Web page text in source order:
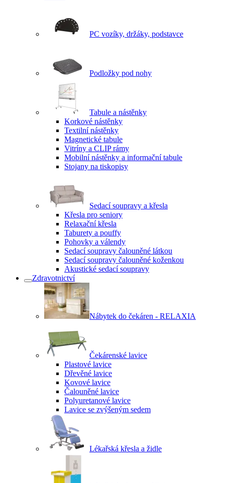
PC vozíky, držáky, podstavce
Podložky pod nohy
Tabule a nástěnky
Korkové nástěnky
Textilní nástěnky
Magnetické tabule
Vitríny a CLIP rámy
Mobilní nástěnky a informační tabule
Stojany na tiskopisy
Sedací soupravy a křesla
Křesla pro seniory
Relaxační křesla
Taburety a pouffy
Pohovky a válendy
Sedací soupravy čalouněné látkou
Sedací soupravy čalouněné koženkou
Akustické sedací soupravy
Zdravotnictví
Nábytek do čekáren - RELAXIA
Čekárenské lavice
Plastové lavice
Dřevěné lavice
Kovové lavice
Čalouněné lavice
Polyuretanové lavice
Lavice se zvýšeným sedem
Lékařská křesla a židle